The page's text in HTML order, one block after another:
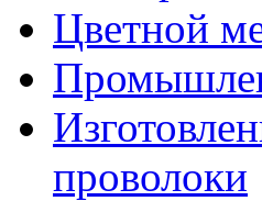
Цветной
проволоки